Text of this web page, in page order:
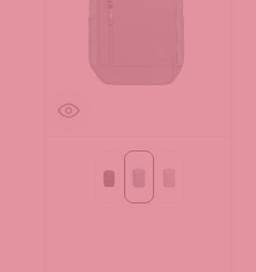
Blackmonochrome marlin